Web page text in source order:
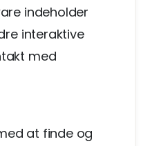
indeholder
interaktive
med
at finde og